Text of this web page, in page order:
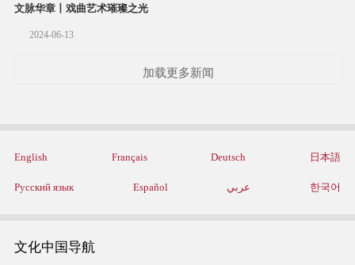
文脉华章丨戏曲艺术璀璨之光
2024-06-13
加载更多新闻
English Français Deutsch 日本語
Русский язык Español عربي 한국어
文化中国导航